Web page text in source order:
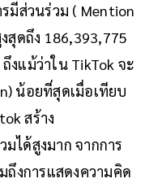
มีส่วนร่วม ( Mention
สุดถึง 186,393,775
งแม้ว่าใน TikTok จะ
น้อยที่สุดเมื่อเทียบ
สร้าง
ได้สูงมาก จากการ
ถึงการแสดงความคิด